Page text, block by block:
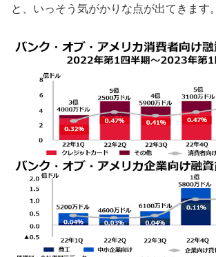
と、いっそう気がかりな点が出てきます。